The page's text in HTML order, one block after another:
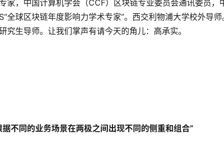
家，中国计算机学会（CCF）区块链专业委员会通讯委员，
全球区块链年度影响力学术专家”。西交利物浦大学校外导师
生导师。让我们掌声有请今天的角儿：高承实。
不同的业务场景在两极之间出现不同的侧重和组合”